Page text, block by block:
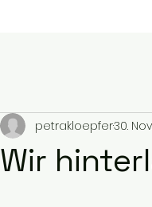
Wir
petrakloepfer30.